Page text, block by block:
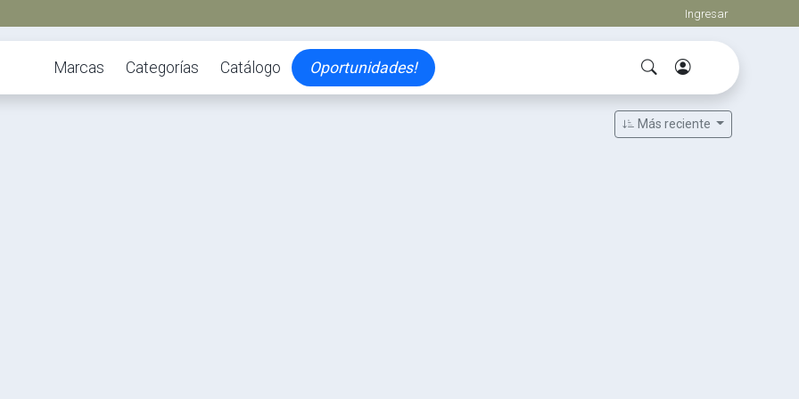
Ingresar
Marcas Categorías Catálogo Oportunidades!
Más reciente